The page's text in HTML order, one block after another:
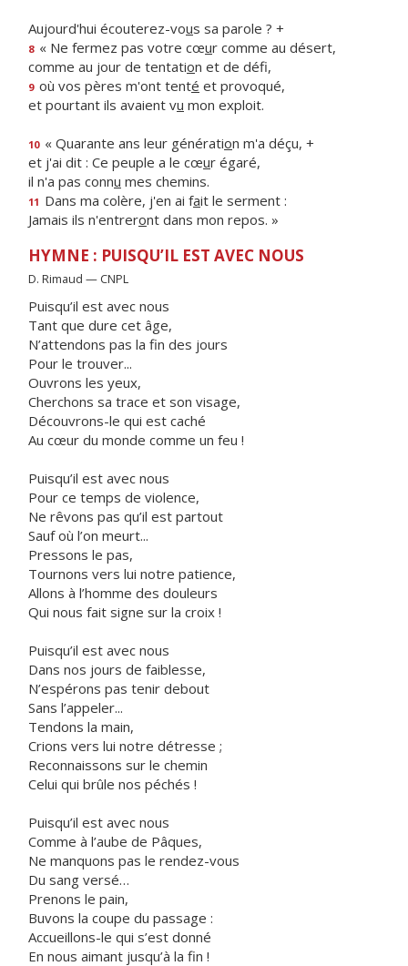
Aujourd'hui écouterez-vous sa parole ? +
8 « Ne fermez pas votre cœur comme au désert,
comme au jour de tentation et de défi,
9 où vos pères m'ont tenté et provoqué,
et pourtant ils avaient vu mon exploit.
10 « Quarante ans leur génération m'a déçu, +
et j'ai dit : Ce peuple a le cœur égaré,
il n'a pas connu mes chemins.
11 Dans ma colère, j'en ai fait le serment :
Jamais ils n'entreront dans mon repos. »
HYMNE : PUISQU’IL EST AVEC NOUS
D. Rimaud — CNPL
Puisqu’il est avec nous
Tant que dure cet âge,
N’attendons pas la fin des jours
Pour le trouver...
Ouvrons les yeux,
Cherchons sa trace et son visage,
Découvrons-le qui est caché
Au cœur du monde comme un feu !
Puisqu’il est avec nous
Pour ce temps de violence,
Ne rêvons pas qu’il est partout
Sauf où l’on meurt...
Pressons le pas,
Tournons vers lui notre patience,
Allons à l’homme des douleurs
Qui nous fait signe sur la croix !
Puisqu’il est avec nous
Dans nos jours de faiblesse,
N’espérons pas tenir debout
Sans l’appeler...
Tendons la main,
Crions vers lui notre détresse ;
Reconnaissons sur le chemin
Celui qui brûle nos péchés !
Puisqu’il est avec nous
Comme à l’aube de Pâques,
Ne manquons pas le rendez-vous
Du sang versé…
Prenons le pain,
Buvons la coupe du passage :
Accueillons-le qui s’est donné
En nous aimant jusqu’à la fin !